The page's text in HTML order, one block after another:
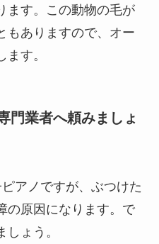
ます。この動物の毛が
もありますので、オー
す。
門業者へ頼みましょ
アノですが、ぶつけた
の原因になります。で
ょう。